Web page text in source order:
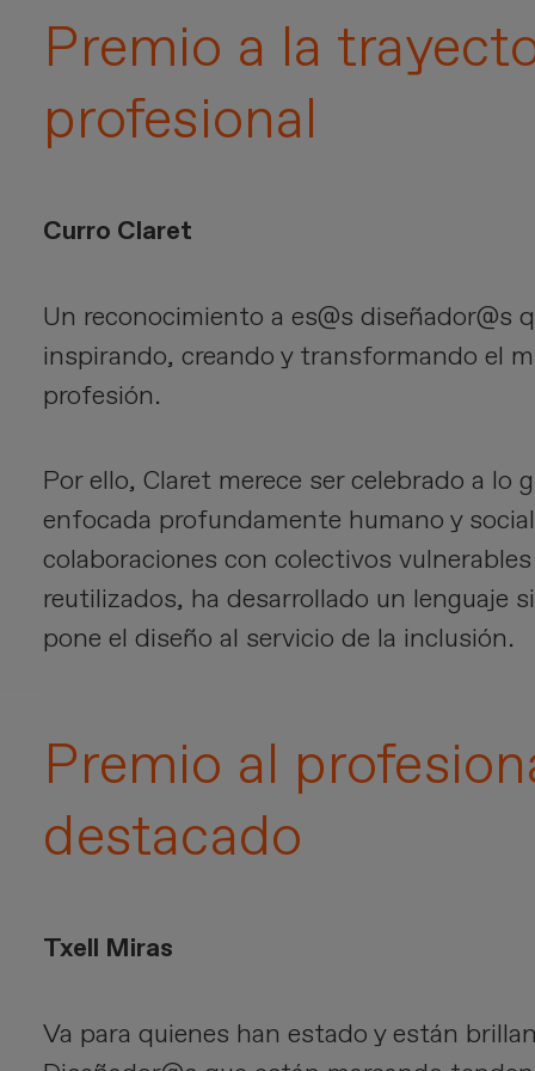
Premio a la
profesional
Curro Claret
Un reconocimiento a es@s diseñador@s
inspirando, creando y transformando el
profesión.
Por ello, Claret merece ser celebrado a lo
enfocada profundamente humano y
colaboraciones con colectivos
reutilizados, ha desarrollado un lenguaje
pone el diseño al servicio de la inclusión.
Premio al
destacado
Txell Miras
Va para quienes han estado y están